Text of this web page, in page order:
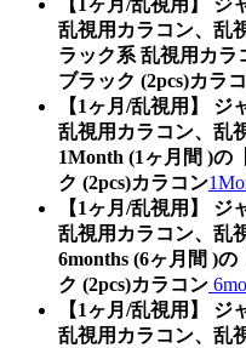
乱視用カラコン、乱
ラック系 乱視用カラ
ブラック (2pcs)カラ
【1ヶ月/乱視用】 ジ
乱視用カラコン、乱
1Month (1ヶ月間 )の
ク (2pcs)カラコン
【1ヶ月/乱視用】 ジ
乱視用カラコン、乱
6months (6ヶ月間 )
ク (2pcs)カラコン
【1ヶ月/乱視用】 ジ
乱視用カラコン、乱